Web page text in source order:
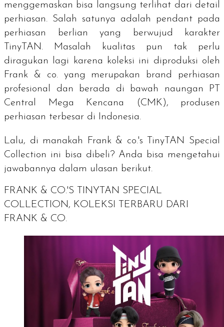
menggemaskan bisa langsung terlihat dari detail
perhiasan. Salah satunya adalah pendant pada
perhiasan berlian yang berwujud karakter
TinyTAN. Masalah kualitas pun tak perlu
diragukan lagi karena koleksi ini diproduksi oleh
Frank & co. yang merupakan brand perhiasan
profesional dan berada di bawah naungan PT
Central Mega Kencana (CMK), produsen
perhiasan terbesar di Indonesia.
Lalu, di manakah Frank & co.'s TinyTAN Special
Collection ini bisa dibeli? Anda bisa mengetahui
jawabannya dalam ulasan berikut.
FRANK & CO.'S TINYTAN SPECIAL
COLLECTION, KOLEKSI TERBARU DARI
FRANK & CO.